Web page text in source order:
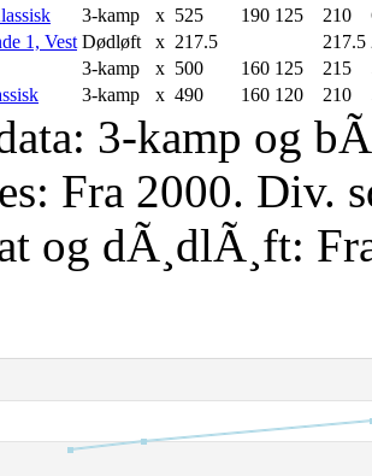
3-kamp x 525 190 125 210
1, Vest Dødløft x 217.5 217.5
3-kamp x 500 160 125 215
3-kamp x 490 160 120 210
3-kamp og
Fra 2000. Div.
og dÃ¸dlÃ¸ft: